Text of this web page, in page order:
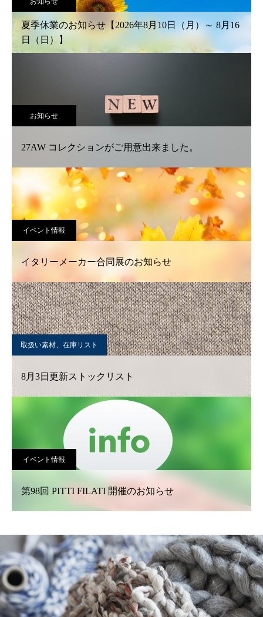
夏季休業のお知らせ【2026年8月10日（月）～ 8月16
日（日）】
お知らせ
27AW コレクションがご用意出来ました。
イベント情報
イタリーメーカー合同展のお知らせ
取扱い素材、在庫リスト
8月3日更新ストックリスト
イベント情報
第98回 PITTI FILATI 開催のお知らせ